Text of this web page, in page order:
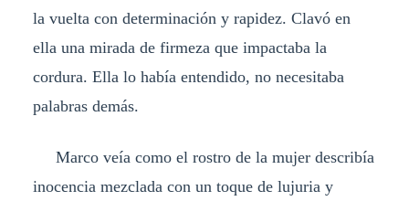
la vuelta con determinación y rapidez. Clavó en
ella una mirada de firmeza que impactaba la
cordura. Ella lo había entendido, no necesitaba
palabras demás.
Marco veía como el rostro de la mujer describía
inocencia mezclada con un toque de lujuria y